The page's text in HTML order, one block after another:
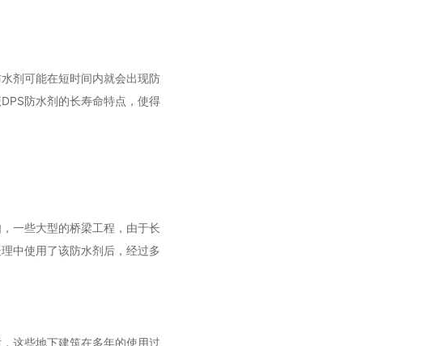
剂可能在短时间内就会出现防
防水剂的长寿命特点，使得
一些大型的桥梁工程，由于长
中使用了该防水剂后，经过多
这些地下建筑在多年的使用过